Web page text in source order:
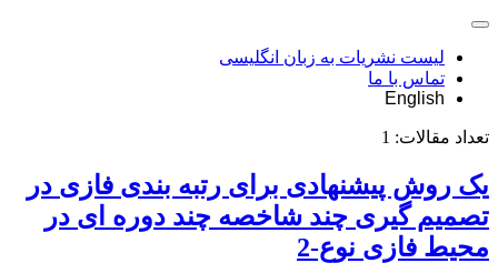
لیست نشریات به زبان انگلیسی
تماس با ما
English
تعداد مقالات: 1
یک روش پیشنهادی برای رتبه بندی فازی در
تصمیم گیری چند شاخصه چند دوره ای در
محیط فازی نوع-2